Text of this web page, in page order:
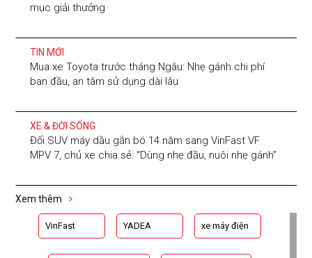
mục giải thưởng
TIN MỚI
Mua xe Toyota trước tháng Ngâu: Nhẹ gánh chi phí
ban đầu, an tâm sử dụng dài lâu
XE & ĐỜI SỐNG
Đổi SUV máy dầu gắn bó 14 năm sang VinFast VF
MPV 7, chủ xe chia sẻ: “Dùng nhẹ đầu, nuôi nhẹ gánh”
Xem thêm
VinFast YADEA xe máy điện